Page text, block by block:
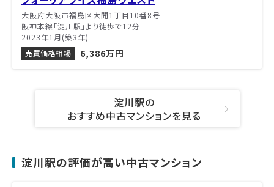
大阪府大阪市福島区大開1丁目10番8号
阪神本線「淀川駅」より徒歩で12分
2023年1月(築3年)
売買価格相場
6,386万円
淀川駅の
おすすめ中古マンションを見る
淀川駅の評価が高い中古マンション